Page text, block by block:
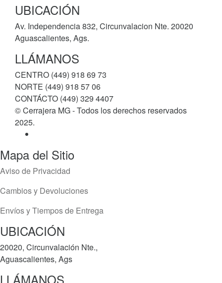
UBICACIÓN
Av. Independencia 832, Circunvalacion Nte. 20020
Aguascalientes, Ags.
LLÁMANOS
CENTRO (449) 918 69 73
NORTE (449) 918 57 06
CONTÁCTO (449) 329 4407
© Cerrajera MG - Todos los derechos reservados
2025.
Mapa del Sitio
Aviso de Privacidad
Cambios y Devoluciones
Envíos y Tiempos de Entrega
UBICACIÓN
20020, Circunvalación Nte.,
Aguascalientes, Ags
LLÁMANOS